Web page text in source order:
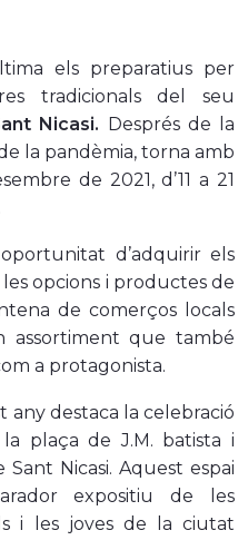
els preparatius per
tradicionals del seu
Nicasi. Després de la
la pandèmia, torna amb
de 2021, d’11 a 21
d’adquirir els
opcions i productes de
de comerços locals
assortiment que també
a protagonista.
any destaca la celebració
plaça de J.M. batista i
Nicasi. Aquest espai
expositiu de les
i les joves de la ciutat